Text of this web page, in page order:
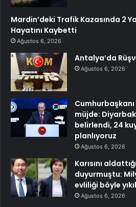
Mardin’deki Trafik Kazasında 2
Hayatını Kaybetti
Ağustos 6, 2026
Antalya’da
Ağustos 6, 2026
müjde:
belirlendi, 24
planlıyoruz
Ağustos 6, 2026
Karısını
duyurmuştu:
evliliği böyle
Ağustos 6, 2026